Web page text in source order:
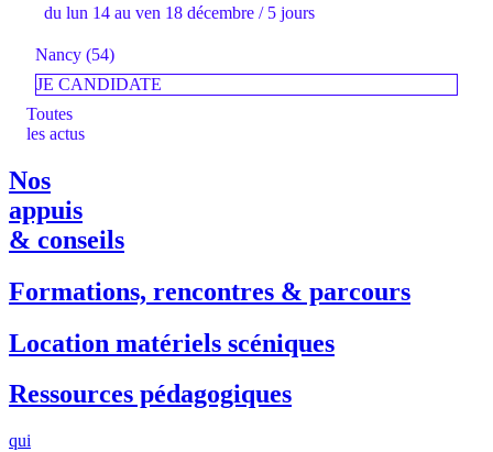
du lun 14 au ven 18 décembre / 5 jours
Nancy (54)
JE CANDIDATE
Toutes
les actus
Nos
appuis
& conseils
Formations, rencontres & parcours
Location matériels scéniques
Ressources pédagogiques
qui